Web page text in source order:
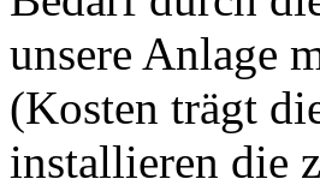
unsere Anlage
(Kosten trägt
installieren die